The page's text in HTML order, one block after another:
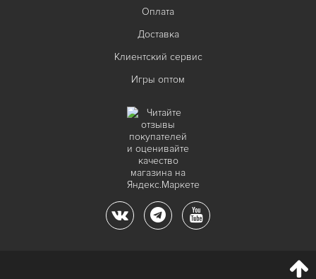
Оплата
Доставка
Клиентский сервис
Игры оптом